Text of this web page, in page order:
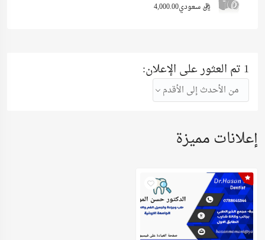
ريال سعودي4,000.00
1 تم العثور على الإعلان:
من الأحدث إلى الأقدم
إعلانات مميزة